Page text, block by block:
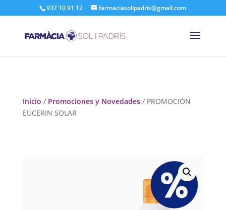
937 10 91 12 farmaciasolipadris@gmail.com
Inicio / Promociones y Novedades/ PROMOCIÓN
EUCERIN SOLAR